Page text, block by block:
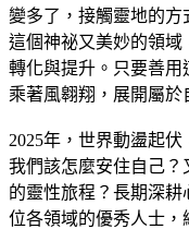
變多了，接觸靈地的
這個神祕又美妙的領
轉化與提升。只要善用
乘著風翱翔，展開屬於
2025年，世界動盪起伏
我們該怎麼安住自己
的靈性旅程？長期深
位各領域的優秀人士